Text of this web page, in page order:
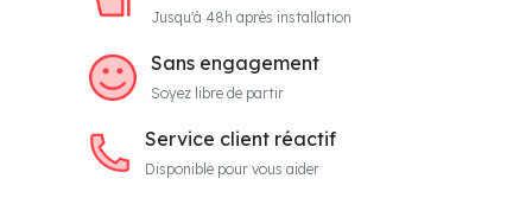
Jusqu'à 48h après installation
Sans engagement
Soyez libre de partir
Service client réactif
Disponible pour vous aider